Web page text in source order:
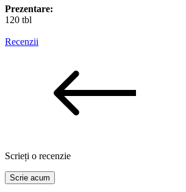
Prezentare:
120 tbl
Recenzii
Scrieți o recenzie
Scrie acum